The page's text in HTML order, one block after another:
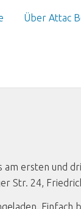
Über Attac
am ersten und
Str. 24,
Einfach